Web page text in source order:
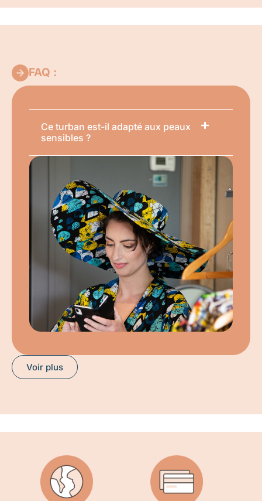
FAQ :
Voir plus
Ce turban est-il adapté aux peaux
sensibles ?